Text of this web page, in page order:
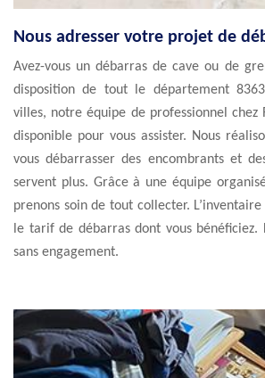
Nous adresser votre projet de
Avez-vous un débarras de cave ou de
disposition de tout le département
villes, notre équipe de professionnel chez
disponible pour vous assister. Nous
vous débarrasser des encombrants et
servent plus. Grâce à une équipe
prenons soin de tout collecter.
le tarif de débarras dont vous
sans engagement.